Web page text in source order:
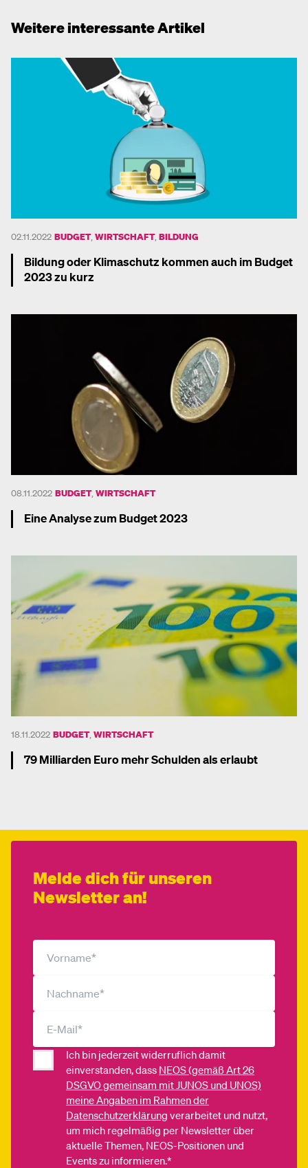
Weitere interessante Artikel
02.11.2022 BUDGET, WIRTSCHAFT, BILDUNG
Bildung oder Klimaschutz kommen auch im Budget
2023 zu kurz
08.11.2022 BUDGET, WIRTSCHAFT
Eine Analyse zum Budget 2023
18.11.2022 BUDGET, WIRTSCHAFT
79 Milliarden Euro mehr Schulden als erlaubt
Melde dich für unseren
Newsletter an!
Ich bin jederzeit widerruflich damit
einverstanden, dass NEOS (gemäß Art 26
DSGVO gemeinsam mit JUNOS und UNOS)
meine Angaben im Rahmen der
Datenschutzerklärung verarbeitet und nutzt,
um mich regelmäßig per Newsletter über
aktuelle Themen, NEOS-Positionen und
Events zu informieren.*